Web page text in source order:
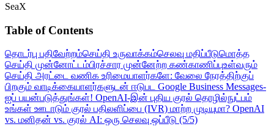
SeaX
Table of Contents
தொடர்பு பதிவேற்றம்செய்தி உருவாக்கம்செலவு மதிப்பீடுமொத்த
செய்தி முன்னோட்டம்பிரச்சார முன்னேற்ற கண்காணிப்புஉள்வரும்
செய்தி அரட்டை
வணிக உரிமையாளர்களே: வேலை நேரத்திற்குப்
பிறகும் வாடிக்கையாளர்களுடன் ஈடுபட Google Business Messages-
ஐப் பயன்படுத்துங்கள்! OpenAI-இன் புதிய குரல் தொழில்நுட்பம்
உங்கள் ஊடாடும் குரல் பதிலளிப்பை (IVR) மாற்ற முடியுமா? OpenAI
vs. மனிதன் vs. குரல் AI: ஒரு செலவு ஒப்பீடு (5/5)